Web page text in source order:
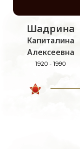
Шадрина
Капиталина
Алексеевна
1920 - 1990